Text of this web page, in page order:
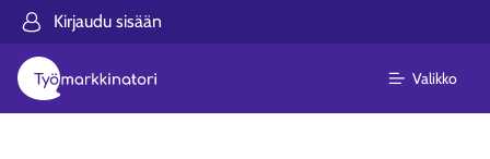
Kirjaudu sisään
Valikko